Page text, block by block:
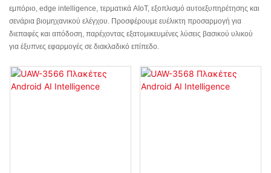
εμπόριο, edge intelligence, τερματικά AIoT, εξοπλισμό αυτοεξυπηρέτησης και
σενάρια βιομηχανικού ελέγχου. Προσφέρουμε ευέλικτη προσαρμογή για
διεπαφές και απόδοση, παρέχοντας εξατομικευμένες λύσεις βασικού υλικού
για έξυπνες εφαρμογές σε διακλαδικό επίπεδο.